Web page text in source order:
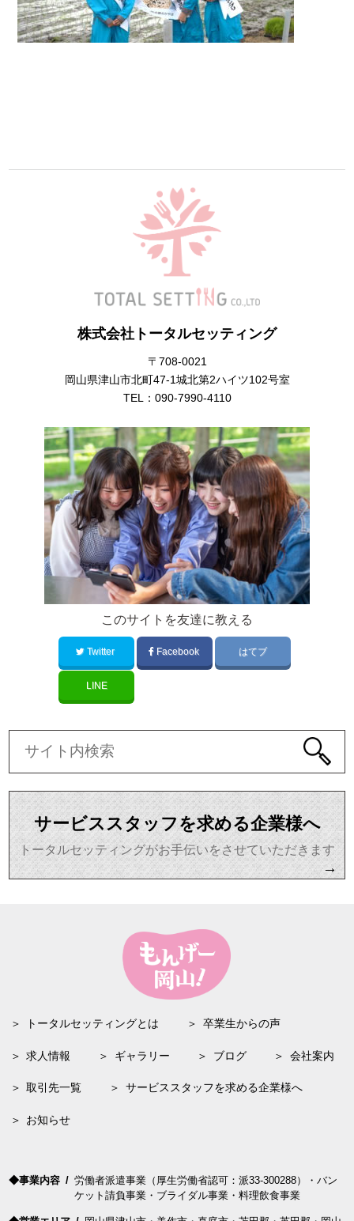
株式会社トータルセッティング
〒708-0021
岡山県津山市北町47-1城北第2ハイツ102号室
TEL： 090-7990-4110
このサイトを友達に教える
Twitter Facebook はてブ
LINE
サービススタッフを求める企業様へ
トータルセッティングがお手伝いをさせていただきます
→
トータルセッティングとは 卒業生からの声
求人情報 ギャラリー ブログ 会社案内
取引先一覧 サービススタッフを求める企業様へ
お知らせ
事業内容 労働者派遣事業（厚生労働省認可：派33-300288）・バン
ケット請負事業・ブライダル事業・料理飲食事業